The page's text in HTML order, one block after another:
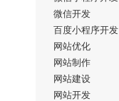
微信开发
百度小程序开发
网站优化
网站制作
网站建设
网站开发